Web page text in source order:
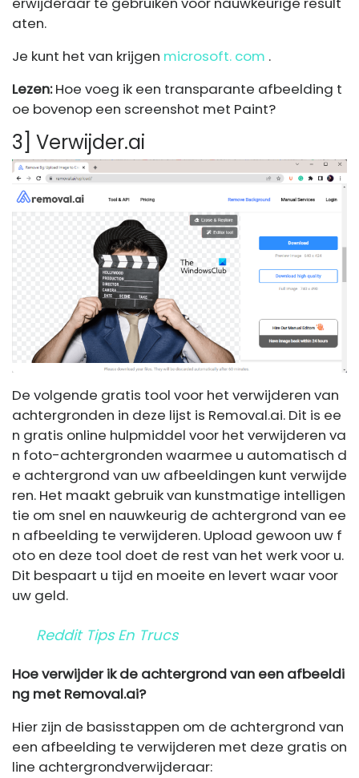
aten.
Je kunt het van krijgen microsoft. com .
Lezen:Hoe voeg ik een transparante afbeelding t
oe bovenop een screenshot met Paint?
3] Verwijder.ai
De volgende gratis tool voor het verwijderen van
achtergronden in deze lijst is Removal.ai. Dit is ee
n gratis online hulpmiddel voor het verwijderen va
n foto-achtergronden waarmee u automatisch d
e achtergrond van uw afbeeldingen kunt verwijde
ren. Het maakt gebruik van kunstmatige intelligen
tie om snel en nauwkeurig de achtergrond van ee
n afbeelding te verwijderen. Upload gewoon uw f
oto en deze tool doet de rest van het werk voor u.
Dit bespaart u tijd en moeite en levert waar voor
uw geld.
Reddit Tips En Trucs
Hoe verwijder ik de achtergrond van een afbeeldi
ng met Removal.ai?
Hier zijn de basisstappen om de achtergrond van
een afbeelding te verwijderen met deze gratis on
line achtergrondverwijderaar: